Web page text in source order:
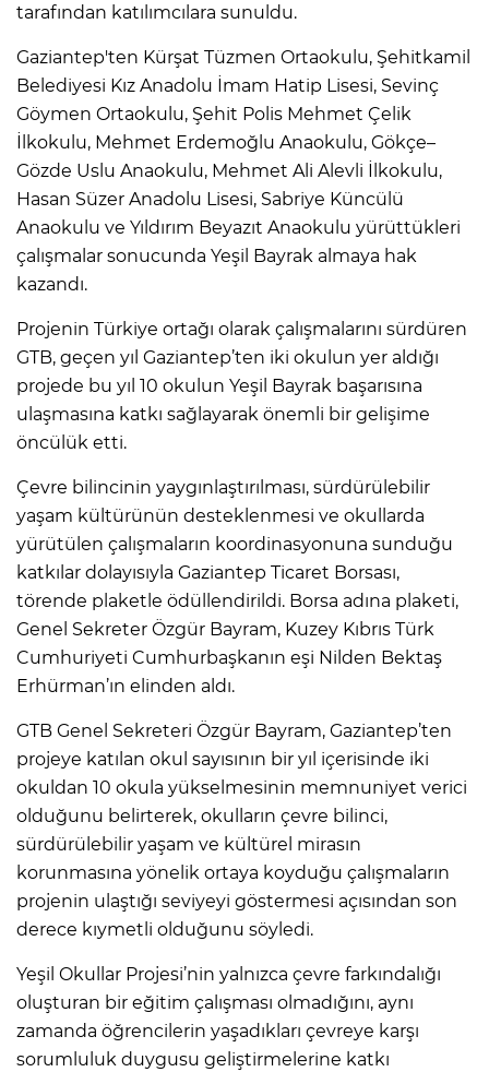
tarafından katılımcılara sunuldu.
Gaziantep'ten Kürşat Tüzmen Ortaokulu, Şehitkamil
Belediyesi Kız Anadolu İmam Hatip Lisesi, Sevinç
Göymen Ortaokulu, Şehit Polis Mehmet Çelik
İlkokulu, Mehmet Erdemoğlu Anaokulu, Gökçe–
Gözde Uslu Anaokulu, Mehmet Ali Alevli İlkokulu,
Hasan Süzer Anadolu Lisesi, Sabriye Küncülü
Anaokulu ve Yıldırım Beyazıt Anaokulu yürüttükleri
çalışmalar sonucunda Yeşil Bayrak almaya hak
kazandı.
Projenin Türkiye ortağı olarak çalışmalarını sürdüren
GTB, geçen yıl Gaziantep’ten iki okulun yer aldığı
projede bu yıl 10 okulun Yeşil Bayrak başarısına
ulaşmasına katkı sağlayarak önemli bir gelişime
öncülük etti.
Çevre bilincinin yaygınlaştırılması, sürdürülebilir
yaşam kültürünün desteklenmesi ve okullarda
yürütülen çalışmaların koordinasyonuna sunduğu
katkılar dolayısıyla Gaziantep Ticaret Borsası,
törende plaketle ödüllendirildi. Borsa adına plaketi,
Genel Sekreter Özgür Bayram, Kuzey Kıbrıs Türk
Cumhuriyeti Cumhurbaşkanın eşi Nilden Bektaş
Erhürman’ın elinden aldı.
GTB Genel Sekreteri Özgür Bayram, Gaziantep’ten
projeye katılan okul sayısının bir yıl içerisinde iki
okuldan 10 okula yükselmesinin memnuniyet verici
olduğunu belirterek, okulların çevre bilinci,
sürdürülebilir yaşam ve kültürel mirasın
korunmasına yönelik ortaya koyduğu çalışmaların
projenin ulaştığı seviyeyi göstermesi açısından son
derece kıymetli olduğunu söyledi.
Yeşil Okullar Projesi’nin yalnızca çevre farkındalığı
oluşturan bir eğitim çalışması olmadığını, aynı
zamanda öğrencilerin yaşadıkları çevreye karşı
sorumluluk duygusu geliştirmelerine katkı